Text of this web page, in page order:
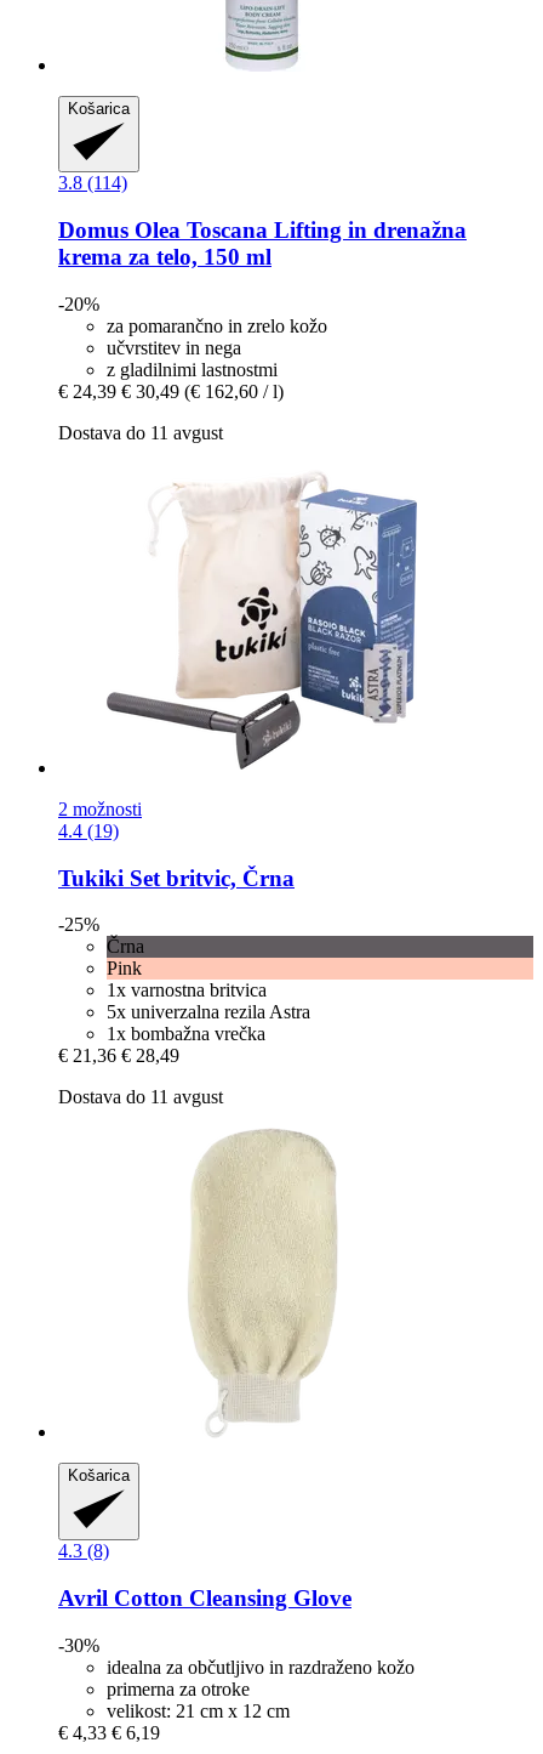
Košarica
3.8 (114)
Domus Olea Toscana Lifting in drenažna
krema za telo, 150 ml
-20%
za pomarančno in zrelo kožo
učvrstitev in nega
z gladilnimi lastnostmi
€ 24,39 € 30,49 (€ 162,60 / l)
Dostava do 11 avgust
2 možnosti
4.4 (19)
Tukiki Set britvic, Črna
-25%
Črna
Pink
1x varnostna britvica
5x univerzalna rezila Astra
1x bombažna vrečka
€ 21,36 € 28,49
Dostava do 11 avgust
Košarica
4.3 (8)
Avril Cotton Cleansing Glove
-30%
idealna za občutljivo in razdraženo kožo
primerna za otroke
velikost: 21 cm x 12 cm
€ 4,33 € 6,19